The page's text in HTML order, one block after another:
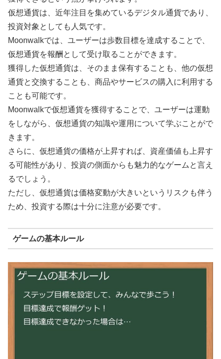
仮想通貨は、近年注目を集めているデジタル通貨であり、
投資対象としても人気です。
Moonwalkでは、ユーザーは歩数目標を達成することで、
仮想通貨を報酬として受け取ることができます。
獲得した仮想通貨は、そのまま保有することも、他の仮想
通貨と交換することも、商品やサービスの購入に利用する
ことも可能です。
Moonwalkで仮想通貨を獲得することで、ユーザーは運動
をしながら、仮想通貨の知識や運用について学ぶことがで
きます。
さらに、仮想通貨の価格が上昇すれば、資産価値も上昇す
る可能性があり、投資の側面からも魅力的なゲームと言え
るでしょう。
ただし、仮想通貨は価格変動が大きいというリスクも伴う
ため、投資する際は十分に注意が必要です。
ゲームの基本ルール